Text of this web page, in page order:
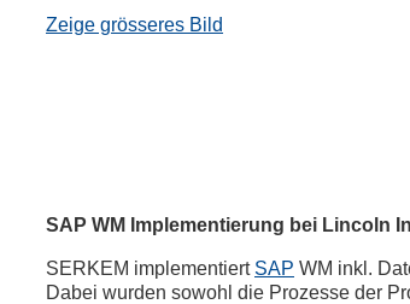
Zeige grösseres Bild
SAP WM Implementierung bei Lincoln
SERKEM implementiert SAP WM inkl.
Dabei wurden sowohl die Prozesse der